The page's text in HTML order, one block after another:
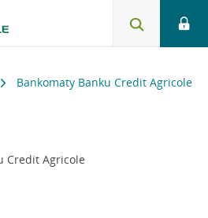
Bankomaty Banku Credit Agricole
Credit Agricole